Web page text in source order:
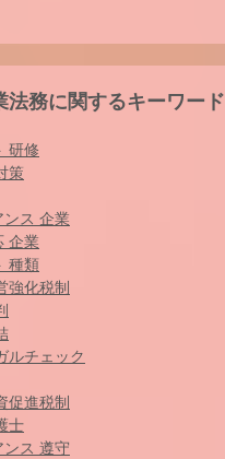
法務に関するキーワード
研修
策
ンス 企業
企業
種類
強化税制
ルチェック
促進税制
士
ンス 遵守